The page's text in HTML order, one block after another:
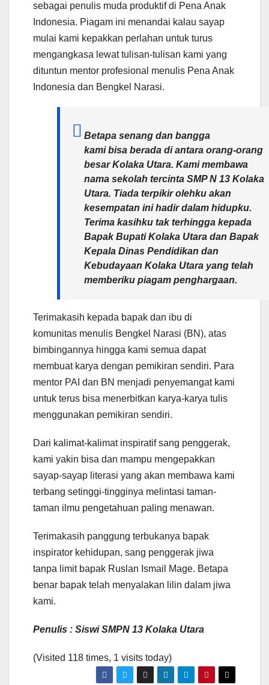
sebagai penulis muda produktif di Pena Anak
Indonesia. Piagam ini menandai kalau sayap
mulai kami kepakkan perlahan untuk turus
mengangkasa lewat tulisan-tulisan kami yang
dituntun mentor profesional menulis Pena Anak
Indonesia dan Bengkel Narasi.
Betapa senang dan bangga
kami bisa berada di antara orang-orang
besar Kolaka Utara. Kami membawa
nama sekolah tercinta SMP N 13 Kolaka
Utara. Tiada terpikir olehku akan
kesempatan ini hadir dalam hidupku.
Terima kasihku tak terhingga kepada
Bapak Bupati Kolaka Utara dan Bapak
Kepala Dinas Pendidikan dan
Kebudayaan Kolaka Utara yang telah
memberiku piagam penghargaan.
Terimakasih kepada bapak dan ibu di
komunitas menulis Bengkel Narasi (BN), atas
bimbingannya hingga kami semua dapat
membuat karya dengan pemikiran sendiri. Para
mentor PAI dan BN menjadi penyemangat kami
untuk terus bisa menerbitkan karya-karya tulis
menggunakan pemikiran sendiri.
Dari kalimat-kalimat inspiratif sang penggerak,
kami yakin bisa dan mampu mengepakkan
sayap-sayap literasi yang akan membawa kami
terbang setinggi-tingginya melintasi taman-
taman ilmu pengetahuan paling menawan.
Terimakasih panggung terbukanya bapak
inspirator kehidupan, sang penggerak jiwa
tanpa limit bapak Ruslan Ismail Mage. Betapa
benar bapak telah menyalakan lilin dalam jiwa
kami.
Penulis : Siswi SMPN 13 Kolaka Utara
(Visited 118 times, 1 visits today)